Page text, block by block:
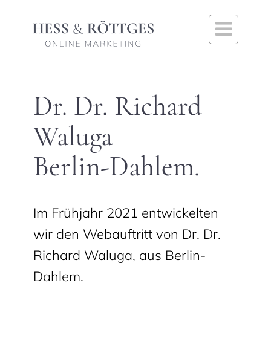

Dr. Dr. Richard
Waluga
Berlin-Dahlem.
Im Frühjahr 2021 entwickelten
wir den Webauftritt von Dr. Dr.
Richard Waluga, aus Berlin-
Dahlem.